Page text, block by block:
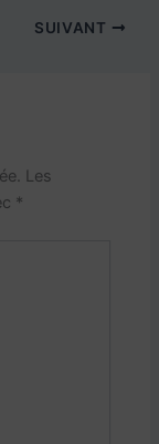
SUIVANT
Les
*